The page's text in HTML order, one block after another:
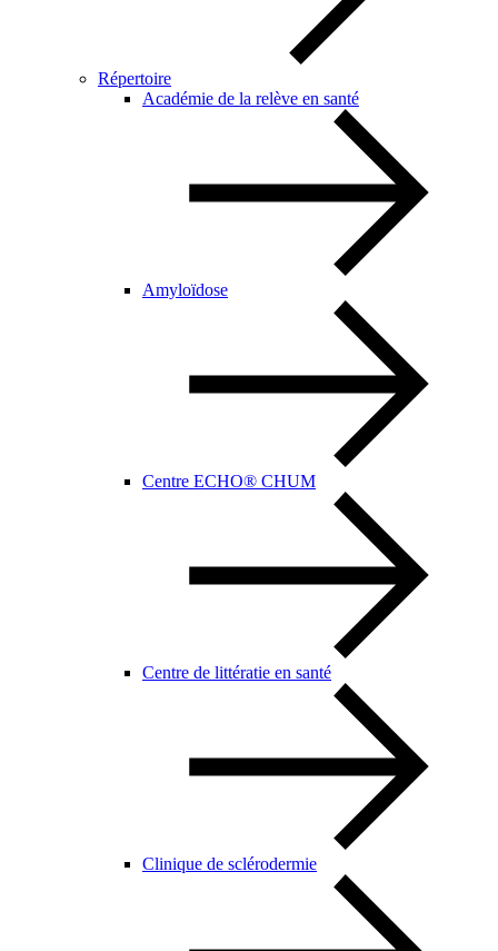
Répertoire
Académie de la relève en santé
Amyloïdose
Centre ECHO® CHUM
Centre de littératie en santé
Clinique de sclérodermie